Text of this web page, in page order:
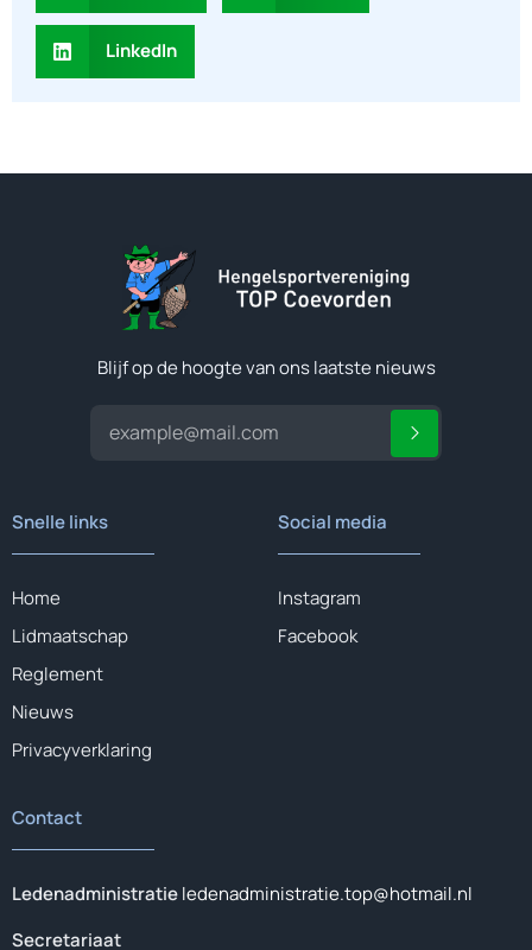
LinkedIn
Blijf op de hoogte van ons laatste nieuws
Snelle links
Home
Lidmaatschap
Reglement
Nieuws
Privacyverklaring
Social media
Instagram
Facebook
Contact
Ledenadministratieledenadministratie.top@hotmail.nl
Secretariaat